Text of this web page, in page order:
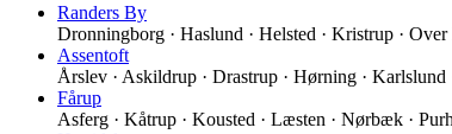
Randers By
Dronningborg · Haslund · Helsted · Kristrup ·
Assentoft
Årslev · Askildrup · Drastrup · Hørning ·
Fårup
Asferg · Kåtrup · Kousted · Læsten · Nørbæk ·